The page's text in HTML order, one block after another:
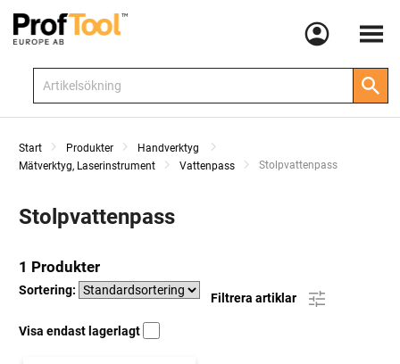
Meny
Start Produkter
Handverktyg
Mätverktyg, Laserinstrument
Vattenpass Current:
Stolpvattenpass
Stolpvattenpass
1 Produkter
Sortering:
Filtrera artiklar
Visa endast lagerlagt